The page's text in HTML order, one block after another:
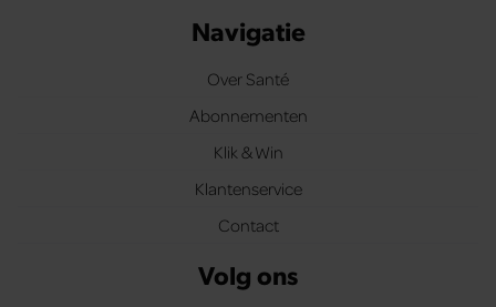
Navigatie
Over Santé
Abonnementen
Klik & Win
Klantenservice
Contact
Volg ons